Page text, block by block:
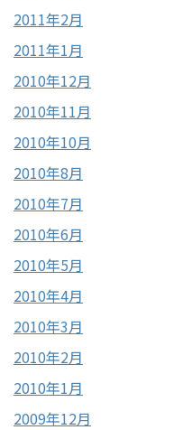
2011年2月
2011年1月
2010年12月
2010年11月
2010年10月
2010年8月
2010年7月
2010年6月
2010年5月
2010年4月
2010年3月
2010年2月
2010年1月
2009年12月